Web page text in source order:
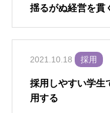
揺るがぬ経営を貫
2021.10.18 採用
採用しやすい学生
用する